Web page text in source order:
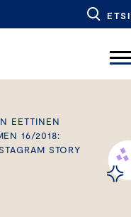
ETSI
EETTINEN
16/2018:
STORY